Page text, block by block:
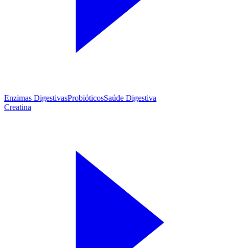
Enzimas DigestivasProbióticosSaúde Digestiva
Creatina